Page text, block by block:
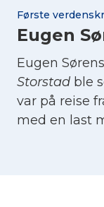
Første
Eugen
Eugen
Storstad ble
var på reise
med en last